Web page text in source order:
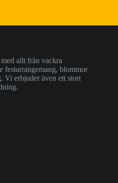
allt från vackra
festarrangemang, blommor
Vi erbjuder även ett stort